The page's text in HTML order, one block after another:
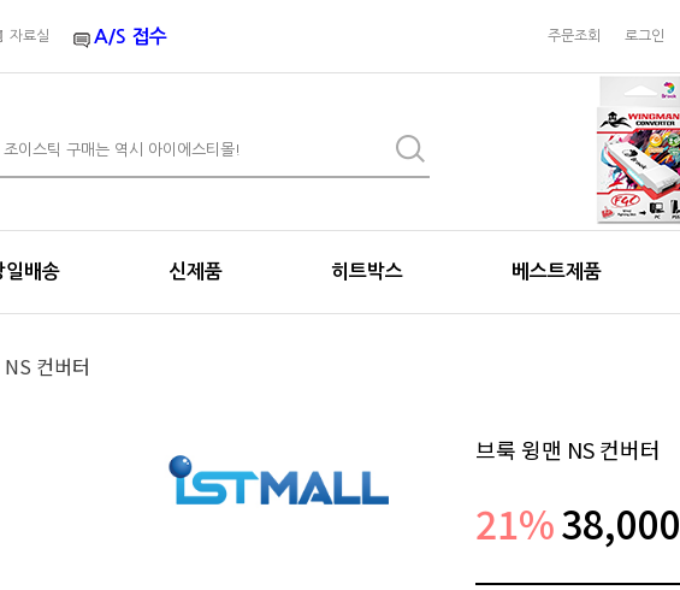
자료실 A/S 접수 주문조회 로그인
일배송 신제품 히트박스 베스트제품
컨버터
브룩 윙맨 NS 컨버터
21%38,000